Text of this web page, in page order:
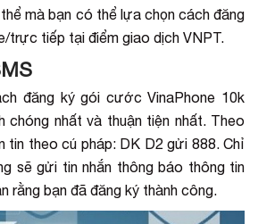
mà bạn có thể lựa chọn cách đăng
trực tiếp tại điểm giao dịch VNPT.
đăng ký gói cước VinaPhone 10k
chóng nhất và thuận tiện nhất. Theo
tin theo cú pháp: DK D2 gửi 888. Chỉ
sẽ gửi tin nhắn thông báo thông tin
rằng bạn đã đăng ký thành công.